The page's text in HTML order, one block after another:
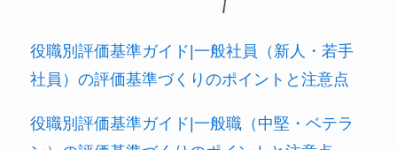
役職別評価基準ガイド|一般社員（新人・若手
社員）の評価基準づくりのポイントと注意点
役職別評価基準ガイド|一般職（中堅・ベテラ